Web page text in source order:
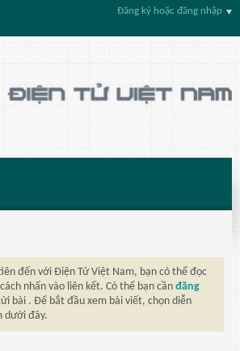
Đăng ký hoặc đăng nhập
đến với Điện Tử Việt Nam, bạn có thể đọc
nhấn vào liên kết. Có thể bạn cần đăng
bài . Để bắt đầu xem bài viết, chọn diễn
dưới đây.